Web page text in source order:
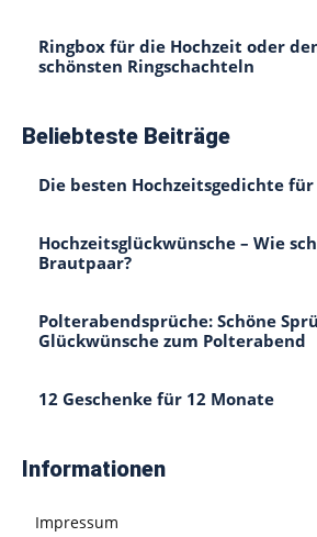
Ringbox für die Hochzeit oder
schönsten Ringschachteln
Beliebteste Beiträge
Die besten Hochzeitsgedichte
Hochzeitsglückwünsche – Wie
Brautpaar?
Polterabendsprüche: Schöne
Glückwünsche zum Polterabend
12 Geschenke für 12 Monate
Informationen
Impressum